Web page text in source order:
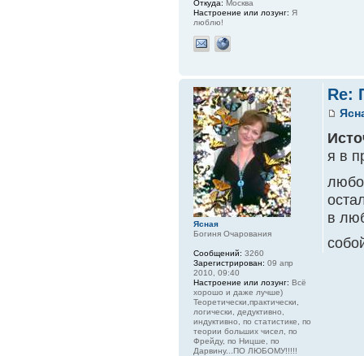
Откуда: Москва
Настроение или лозунг: Я
люблю!
Re:
я в
в
Ясная
Богиня Очарования
Сообщений: 3260
Зарегистрирован: 09 апр
2010, 09:40
Настроение или лозунг: Всё
хорошо и даже лучше)
Теоретически,практически,
логически, дедуктивно,
индуктивно, по статистике, по
теории больших чисел, по
Фрейду, по Ницше, по
Дарвину...ПО ЛЮБОМУ!!!!!